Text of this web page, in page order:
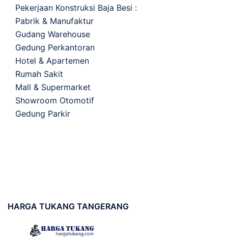
Pekerjaan Konstruksi Baja Besi :
Pabrik & Manufaktur
Gudang Warehouse
Gedung Perkantoran
Hotel & Apartemen
Rumah Sakit
Mall & Supermarket
Showroom Otomotif
Gedung Parkir
HARGA TUKANG TANGERANG